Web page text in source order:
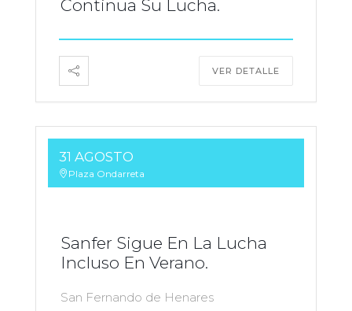
Continua Su Lucha.
VER DETALLE
31 AGOSTO
Plaza Ondarreta
Sanfer Sigue En La Lucha
Incluso En Verano.
San Fernando de Henares